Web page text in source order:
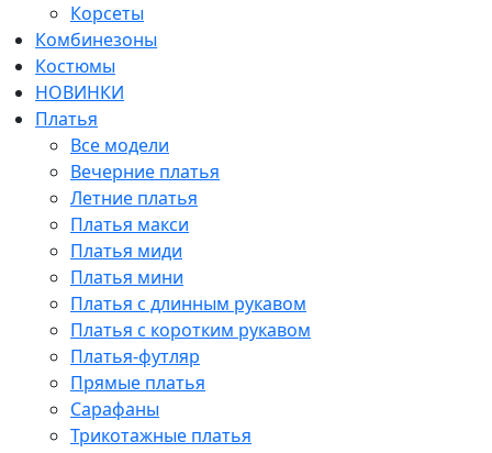
Корсеты
Комбинезоны
Костюмы
НОВИНКИ
Платья
Все модели
Вечерние платья
Летние платья
Платья макси
Платья миди
Платья мини
Платья с длинным рукавом
Платья с коротким рукавом
Платья-футляр
Прямые платья
Сарафаны
Трикотажные платья